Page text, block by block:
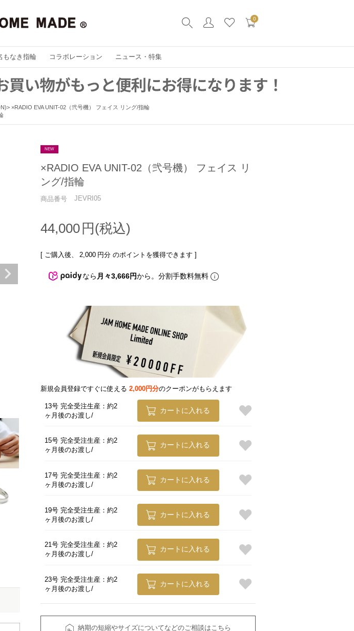
0
もなき指輪 コラボレーション ニュース・特集
×RADIO EVA UNIT-02（弐号機） フェイス リング/指輪
NEW
×RADIO EVA UNIT-02（弐号機） フェイス リ
ング/指輪
商品番号 JEVRI05
44,000
[ ご購入後、 2,000 円分 のポイントを獲得できます ]
なら 月々3,666円から。分割手数料無料
新規会員登録ですぐに使える 2,000円分のクーポンがもらえます
13号 完全受注生産：約2
ヶ月後のお渡し
カートに入れる
15号 完全受注生産：約2
ヶ月後のお渡し
カートに入れる
17号 完全受注生産：約2
ヶ月後のお渡し
カートに入れる
19号 完全受注生産：約2
ヶ月後のお渡し
カートに入れる
21号 完全受注生産：約2
ヶ月後のお渡し
カートに入れる
23号 完全受注生産：約2
ヶ月後のお渡し
カートに入れる
納期の短縮やサイズについてなどのご相談はこちら